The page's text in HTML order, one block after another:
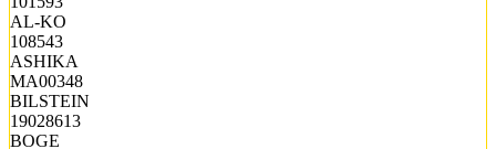
AL-KO
108543
ASHIKA
MA00348
BILSTEIN
19028613
BOGE